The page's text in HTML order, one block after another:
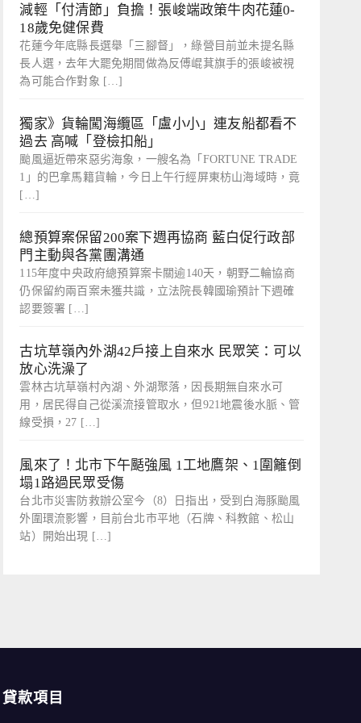
減輕「付清節」負擔！張峻端政策牛肉花蓮0-
18歲免健保費
花蓮今年底縣長選舉「三腳督」，綠營目前並未提名縣
長人選，去年大罷免期間做為反傅崐萁旗手的張峻被視
為可能合作對象 […]
獨家》貨輪闖海纜區「盧小小」連友船都看不
過去 高喊「登檢扣船」
颱風逼近帶來惡劣海象，一艘名為「FORTUNE TRADE
1」的巴拿馬籍貨輪，今日上午行經屏東枋山海域時，竟
[…]
總預算案保留200案下週再協商 藍白促行政部
門主動與各黨團溝通
115年度中央政府總預算案卡關逾140天，朝野二輪協商
仍保留約兩百案未獲共識，立法院長韓國瑜預計下週確
認要簽署 […]
古坑草嶺內外湖42戶接上自來水 民眾笑：可以
放心洗澡了
雲林古坑草嶺村內湖、外湖聚落，因長期無自來水可
用，居民得自己從溪流接管取水，但921地震後水脈、管
線受損，27 […]
風來了！北市下午颳強風 1工地鷹架、1圍籬倒
塌1路過民眾受傷
台北市災害防救辦公室今（8）日指出，受到白海豚颱風
外圍環流影響，目前台北市平地（石牌、科教館、松山
站）開始出現 […]
貸款項目